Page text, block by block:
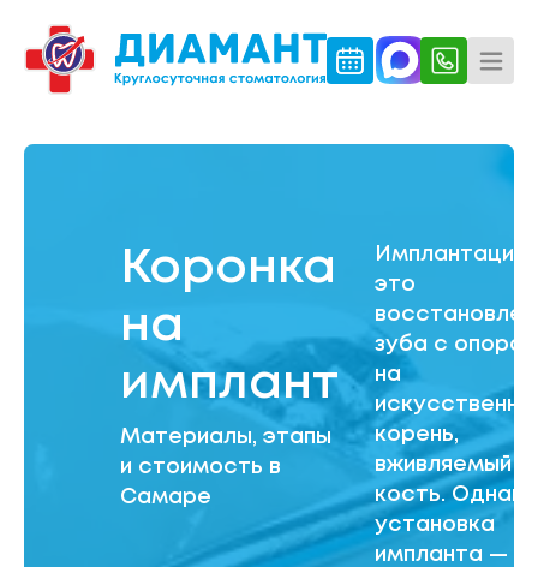
Коронка
на
имплант
Материалы, этапы
и стоимость в
Самаре
Имплантация
это
зуба с опорой
на
корень,
вживляемый в
кость. Однако
установка
импланта —